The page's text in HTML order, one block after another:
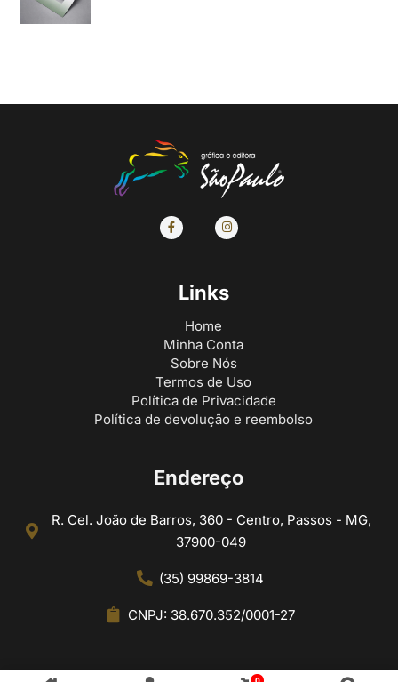
Links
Home
Minha Conta
Sobre Nós
Termos de Uso
Política de Privacidade
Política de devolução e reembolso
Endereço
R. Cel. João de Barros, 360 - Centro, Passos - MG,
37900-049
(35) 99869-3814
CNPJ: 38.670.352/0001-27